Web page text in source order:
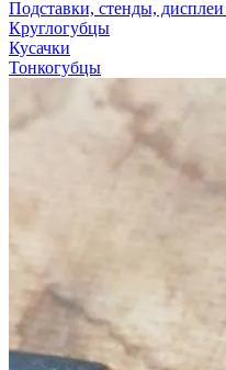
Подставки, стенды,
Круглогубцы
Кусачки
Тонкогубцы